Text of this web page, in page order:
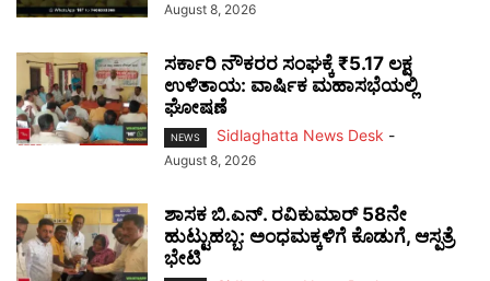
August 8, 2026
ಸರ್ಕಾರಿ ನೌಕರರ ಸಂಘಕ್ಕೆ ₹5.17 ಲಕ್ಷ
ಉಳಿತಾಯ: ವಾರ್ಷಿಕ ಮಹಾಸಭೆಯಲ್ಲಿ
ಘೋಷಣೆ
NEWS Sidlaghatta News Desk -
August 8, 2026
ಶಾಸಕ ಬಿ.ಎನ್. ರವಿಕುಮಾರ್ 58ನೇ
ಹುಟ್ಟುಹಬ್ಬ: ಅಂಧಮಕ್ಕಳಿಗೆ ಕೊಡುಗೆ, ಆಸ್ಪತ್ರೆ
ಭೇಟಿ